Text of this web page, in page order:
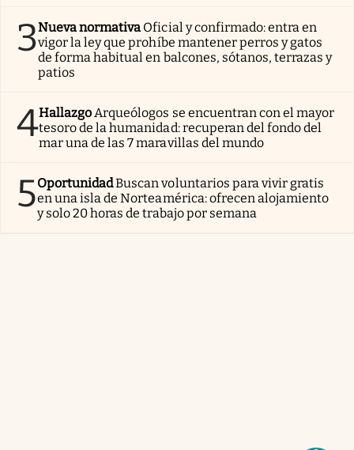
3Nueva normativa Oficial y confirmado: entra en
vigor la ley que prohíbe mantener perros y gatos
de forma habitual en balcones, sótanos, terrazas y
patios
4HallazgoArqueólogos se encuentran con el mayor
tesoro de la humanidad: recuperan del fondo del
mar una de las 7 maravillas del mundo
5OportunidadBuscan voluntarios para vivir gratis
en una isla de Norteamérica: ofrecen alojamiento
y solo 20 horas de trabajo por semana